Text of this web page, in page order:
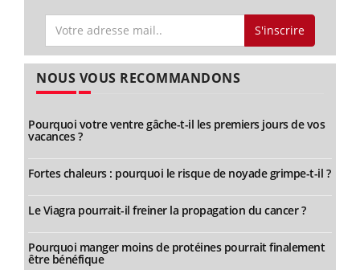
S'inscrire
NOUS VOUS RECOMMANDONS
Pourquoi votre ventre gâche-t-il les premiers jours de vos
vacances ?
Fortes chaleurs : pourquoi le risque de noyade grimpe-t-il ?
Le Viagra pourrait-il freiner la propagation du cancer ?
Pourquoi manger moins de protéines pourrait finalement
être bénéfique